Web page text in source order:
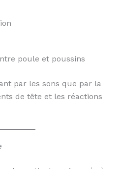
poule et poussins
par les sons que par la
de tête et les réactions